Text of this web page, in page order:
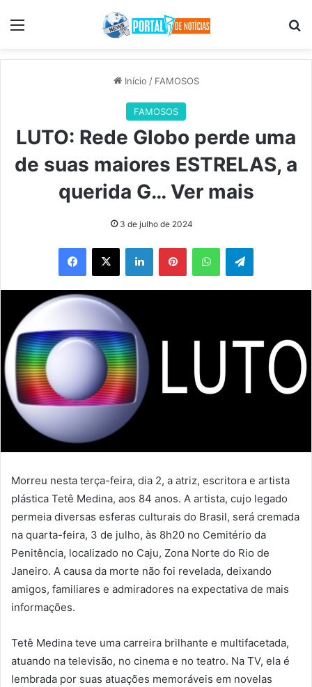
Menu
Início / FAMOSOS
FAMOSOS
LUTO: Rede Globo perde uma
de suas maiores ESTRELAS, a
querida G… Ver mais
3 de julho de 2024
Facebook
X LinkedinPinterestWhatsAppTelegram
Morreu nesta terça-feira, dia 2, a atriz, escritora e artista
plástica Tetê Medina, aos 84 anos. A artista, cujo legado
permeia diversas esferas culturais do Brasil, será cremada
na quarta-feira, 3 de julho, às 8h20 no Cemitério da
Penitência, localizado no Caju, Zona Norte do Rio de
Janeiro. A causa da morte não foi revelada, deixando
amigos, familiares e admiradores na expectativa de mais
informações.
Tetê Medina teve uma carreira brilhante e multifacetada,
atuando na televisão, no cinema e no teatro. Na TV, ela é
lembrada por suas atuações memoráveis em novelas